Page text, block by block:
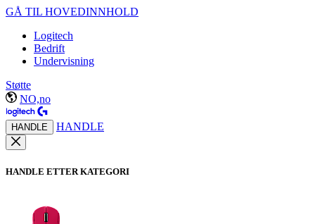
GÅ TIL HOVEDINNHOLD
Logitech
Bedrift
Undervisning
Støtte
NO,no
HANDLE HANDLE
HANDLE ETTER KATEGORI